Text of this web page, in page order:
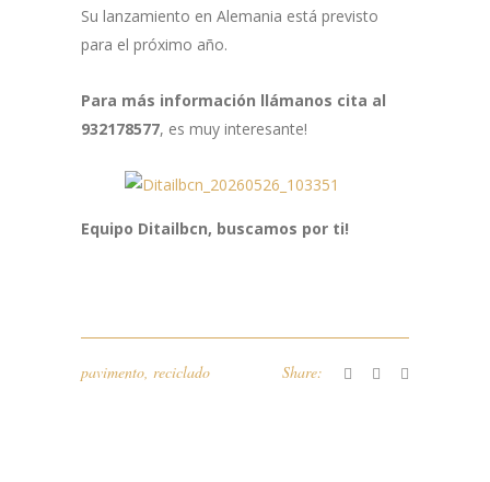
Su lanzamiento en Alemania está previsto
para el próximo año.
Para más información llámanos cita al
932178577, es muy interesante!
Equipo Ditailbcn, buscamos por ti!
pavimento, reciclado Share: